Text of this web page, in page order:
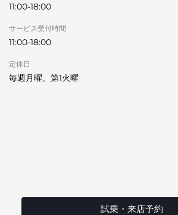
11:00-18:00
サービス受付時間
11:00-18:00
定休日
毎週月曜、第1火曜
試乗・来店予約